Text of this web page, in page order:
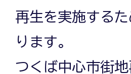
再生を実施する
ります。
つくば中心市街